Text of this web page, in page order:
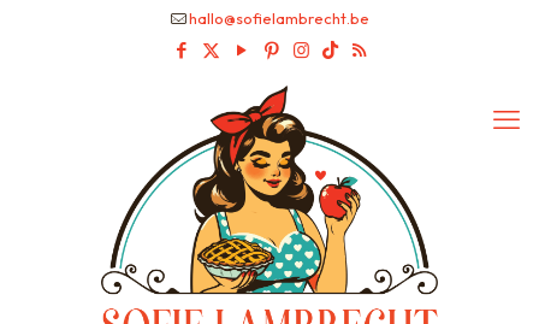
hallo@sofielambrecht.be